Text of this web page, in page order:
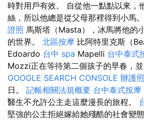
時對用戶有效。 自從他一點點以來，
絲，所以他總是從父母那裡得到小馬。
證照 馬斯塔（Masta），冰馬將他的
的世界。 北區按摩 比阿特里克斯（
Edoardo 台中 spa Mapelli 台中泰式
Mozzi正在等待第二個孩子的早春，
GOOGLE SEARCH CONSOLE 辦護照
日。 記帳相關法規概要 台中泰式按摩
醫生不允許公主走這麼漫長的旅程。
堅強的公主拒絕嫁給她殘酷的社會變